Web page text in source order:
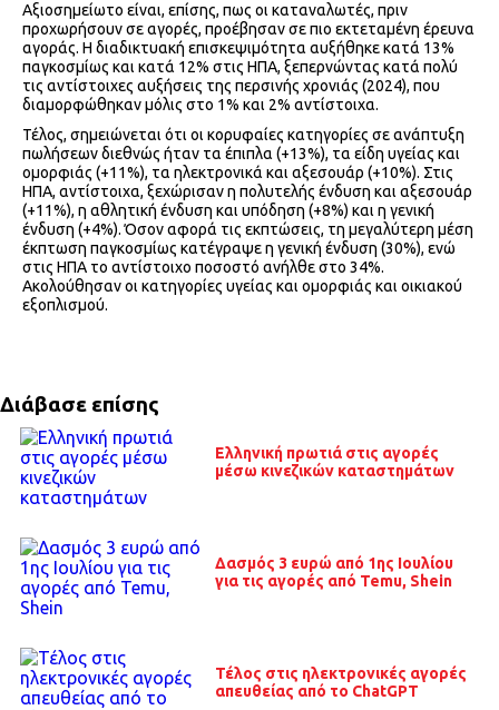
Αξιοσημείωτο είναι, επίσης, πως οι καταναλωτές, πριν
προχωρήσουν σε αγορές, προέβησαν σε πιο εκτεταμένη έρευνα
αγοράς. Η διαδικτυακή επισκεψιμότητα αυξήθηκε κατά 13%
παγκοσμίως και κατά 12% στις ΗΠΑ, ξεπερνώντας κατά πολύ
τις αντίστοιχες αυξήσεις της περσινής χρονιάς (2024), που
διαμορφώθηκαν μόλις στο 1% και 2% αντίστοιχα.
Τέλος, σημειώνεται ότι οι κορυφαίες κατηγορίες σε ανάπτυξη
πωλήσεων διεθνώς ήταν τα έπιπλα (+13%), τα είδη υγείας και
ομορφιάς (+11%), τα ηλεκτρονικά και αξεσουάρ (+10%). Στις
ΗΠΑ, αντίστοιχα, ξεχώρισαν η πολυτελής ένδυση και αξεσουάρ
(+11%), η αθλητική ένδυση και υπόδηση (+8%) και η γενική
ένδυση (+4%). Όσον αφορά τις εκπτώσεις, τη μεγαλύτερη μέση
έκπτωση παγκοσμίως κατέγραψε η γενική ένδυση (30%), ενώ
στις ΗΠΑ το αντίστοιχο ποσοστό ανήλθε στο 34%.
Ακολούθησαν οι κατηγορίες υγείας και ομορφιάς και οικιακού
εξοπλισμού.
Διάβασε επίσης
Ελληνική πρωτιά στις αγορές
μέσω κινεζικών καταστημάτων
Δασμός 3 ευρώ από 1ης Ιουλίου
για τις αγορές από Temu, Shein
Τέλος στις ηλεκτρονικές αγορές
απευθείας από το ChatGPT